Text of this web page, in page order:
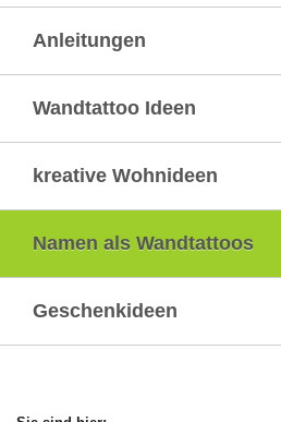
Anleitungen
Wandtattoo Ideen
kreative Wohnideen
Namen als Wandtattoos
Geschenkideen